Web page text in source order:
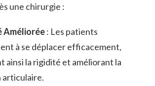
une chirurgie :
Améliorée: Les patients
à se déplacer efficacement,
ainsi la rigidité et améliorant la